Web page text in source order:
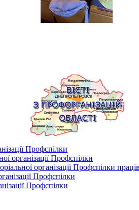
Профспілки
організації Профспілки
організації Профспілки
Профспілки
Профспілки